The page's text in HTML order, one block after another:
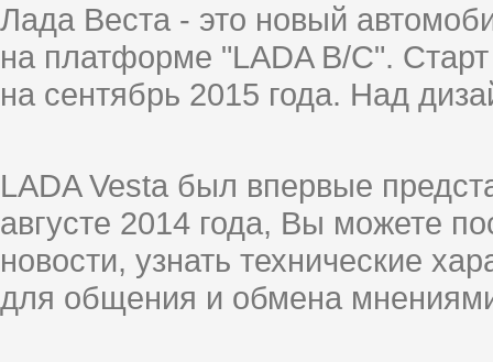
Лада Веста - это новый
на платформе "LADA B/C".
на сентябрь 2015 года. Над
LADA Vesta был впервые
августе 2014 года, Вы можете
новости, узнать технические
для общения и обмена